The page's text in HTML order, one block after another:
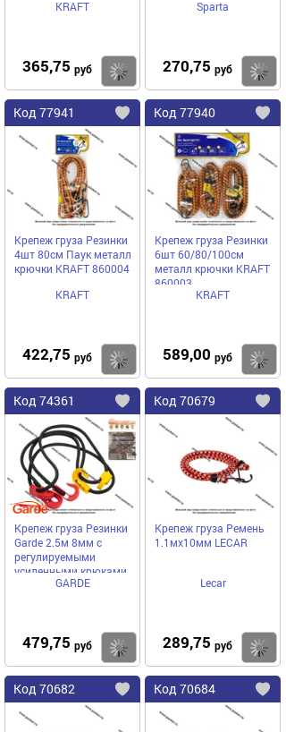
KRAFT
365,75 руб Купить
Sparta
270,75 руб
Код 77941
Добавить
избранное
Крепеж груза Резинки
4шт 80см Паук металл
крючки KRAFT 860004
KRAFT
422,75 руб Купить
Код 77940
Крепеж груза Резинки
6шт 60/80/100см
металл крючки KRAFT
860003
KRAFT
589,00 руб
Код 74361
Добавить
в
избранное
Крепеж груза Резинки
Garde 2.5м 8мм с
регулируемыми
усиленными крюками
5шт G82505
GARDE
479,75 руб Купить
Код 70679
Крепеж груза Ремень
1.1мх10мм LECAR
Lecar
289,75 руб
Код 70682
Добавить
Код 70684